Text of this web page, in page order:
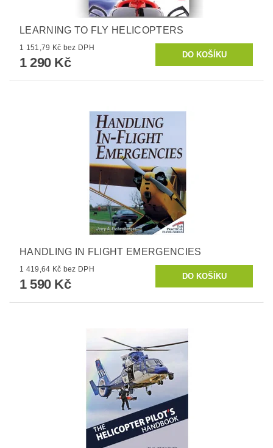
LEARNING TO FLY HELICOPTERS
1 151,79 Kč bez DPH
1 290 Kč
HANDLING IN FLIGHT EMERGENCIES
1 419,64 Kč bez DPH
1 590 Kč